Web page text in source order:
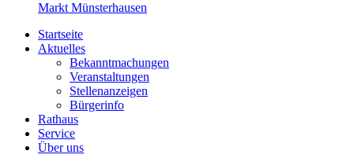
Markt Münsterhausen
Startseite
Aktuelles
Bekanntmachungen
Veranstaltungen
Stellenanzeigen
Bürgerinfo
Rathaus
Service
Über uns